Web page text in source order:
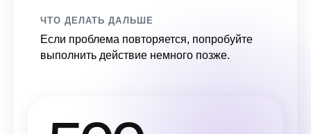
ЧТО ДЕЛАТЬ ДАЛЬШЕ
Если проблема повторяется, попробуйте
выполнить действие немного позже.